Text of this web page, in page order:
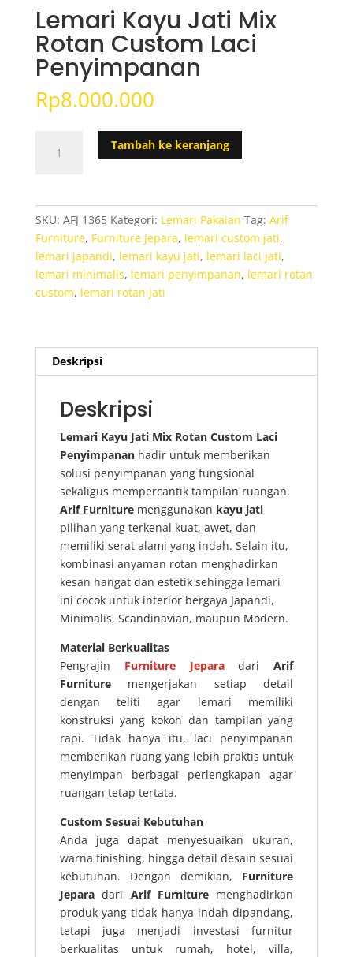
Lemari Kayu Jati Mix
Rotan Custom Laci
Penyimpanan
Rp8.000.000
Lemari
Tambah ke keranjang
SKU: AFJ 1365 Kategori: Lemari Pakaian Tag: Arif
Furniture, Furniture Jepara, lemari custom jati,
lemari japandi, lemari kayu jati, lemari laci jati,
lemari minimalis, lemari penyimpanan, lemari rotan
custom, lemari rotan jati
Deskripsi
Deskripsi
Lemari Kayu Jati Mix Rotan Custom Laci
Penyimpananhadir untuk memberikan
solusi penyimpanan yang fungsional
sekaligus mempercantik tampilan ruangan.
Arif Furnituremenggunakan kayu jati
pilihan yang terkenal kuat, awet, dan
memiliki serat alami yang indah. Selain itu,
kombinasi anyaman rotan menghadirkan
kesan hangat dan estetik sehingga lemari
ini cocok untuk interior bergaya Japandi,
Minimalis, Scandinavian, maupun Modern.
Material Berkualitas
Pengrajin Furniture JeparadariArif
Furnituremengerjakan setiap detail
dengan teliti agar lemari memiliki
konstruksi yang kokoh dan tampilan yang
rapi. Tidak hanya itu, laci penyimpanan
memberikan ruang yang lebih praktis untuk
menyimpan berbagai perlengkapan agar
ruangan tetap tertata.
Custom Sesuai Kebutuhan
Anda juga dapat menyesuaikan ukuran,
warna finishing, hingga detail desain sesuai
kebutuhan. Dengan demikian, Furniture
Jeparadari Arif Furnituremenghadirkan
produk yang tidak hanya indah dipandang,
tetapi juga menjadi investasi furnitur
berkualitas untuk rumah, hotel, villa,